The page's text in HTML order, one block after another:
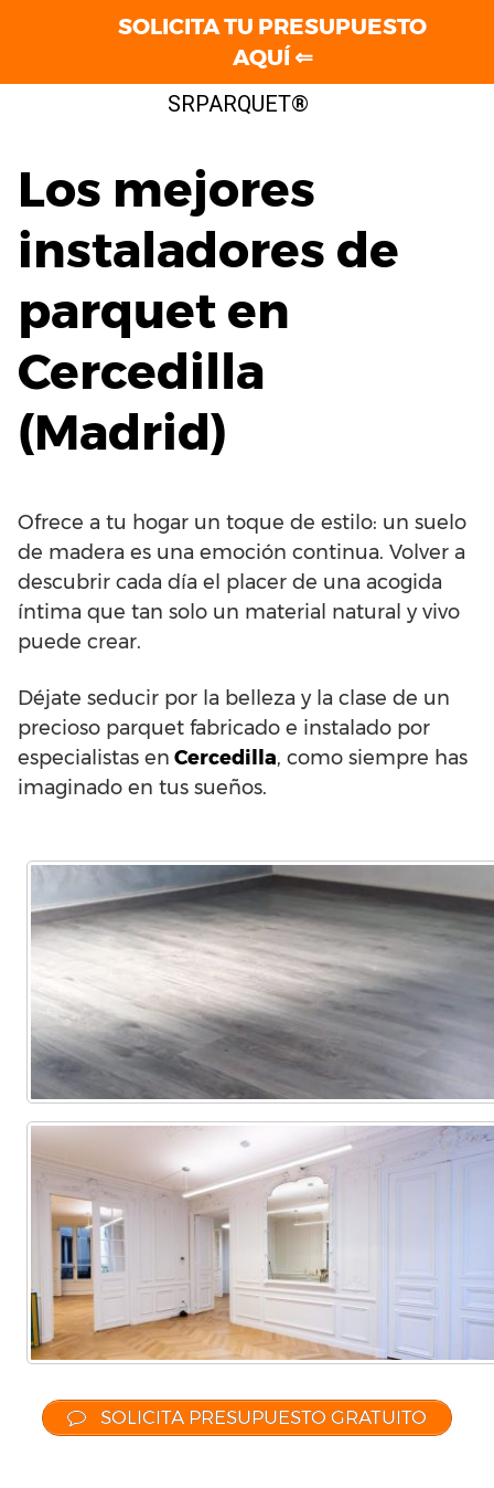
SRPARQUET®
Los mejores
instaladores de
parquet en
Cercedilla
(Madrid)
Ofrece a tu hogar un toque de estilo: un suelo
de madera es una emoción continua. Volver a
descubrir cada día el placer de una acogida
íntima que tan solo un material natural y vivo
puede crear.
Déjate seducir por la belleza y la clase de un
precioso parquet fabricado e instalado por
especialistas en Cercedilla, como siempre has
imaginado en tus sueños.
SOLICITA PRESUPUESTO GRATUITO
SOLICITA TU PRESUPUESTO
AQUÍ ⇐